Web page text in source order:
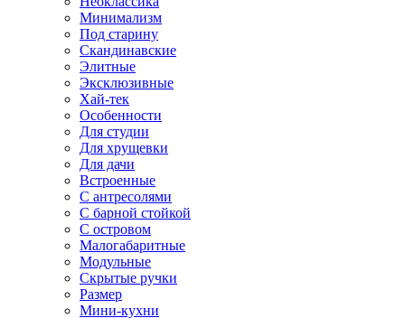
Минимализм
Под старину
Скандинавские
Элитные
Эксклюзивные
Хай-тек
Особенности
Для студии
Для хрущевки
Для дачи
Встроенные
С антресолями
С барной стойкой
С островом
Малогабаритные
Модульные
Скрытые ручки
Размер
Мини-кухни